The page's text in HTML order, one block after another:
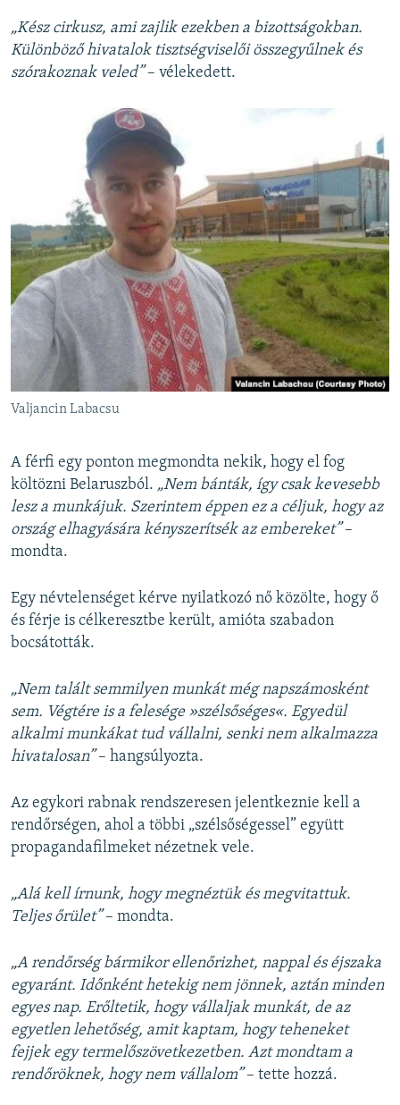
„Kész cirkusz, ami zajlik ezekben a bizottságokban.
Különböző hivatalok tisztségviselői összegyűlnek és
szórakoznak veled”– vélekedett.
Valjancin Labacsu
A férfi egy ponton megmondta nekik, hogy el fog
költözni Belaruszból. „Nem bánták, így csak kevesebb
lesz a munkájuk. Szerintem éppen ez a céljuk, hogy az
ország elhagyására kényszerítsék az embereket”–
mondta.
Egy névtelenséget kérve nyilatkozó nő közölte, hogy ő
és férje is célkeresztbe került, amióta szabadon
bocsátották.
„Nem talált semmilyen munkát még napszámosként
sem. Végtére is a felesége »szélsőséges«. Egyedül
alkalmi munkákat tud vállalni, senki nem alkalmazza
hivatalosan”– hangsúlyozta.
Az egykori rabnak rendszeresen jelentkeznie kell a
rendőrségen, ahol a többi „szélsőségessel” együtt
propagandafilmeket nézetnek vele.
„Alá kell írnunk, hogy megnéztük és megvitattuk.
Teljes őrület”– mondta.
„A rendőrség bármikor ellenőrizhet, nappal és éjszaka
egyaránt. Időnként hetekig nem jönnek, aztán minden
egyes nap. Erőltetik, hogy vállaljak munkát, de az
egyetlen lehetőség, amit kaptam, hogy teheneket
fejjek egy termelőszövetkezetben. Azt mondtam a
rendőröknek, hogy nem vállalom”– tette hozzá.